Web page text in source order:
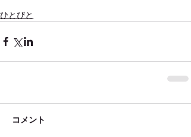
ひとびと
コメント